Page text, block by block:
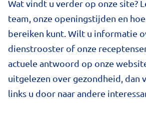
Wat vindt u verder op onze site?
team, onze openingstijden en
bereiken kunt. Wilt u informatie
dienstrooster of onze
actuele antwoord op onze
uitgelezen over gezondheid, dan
links u door naar andere